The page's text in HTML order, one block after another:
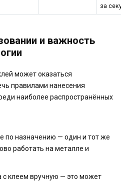
за
и важность
может оказаться
правилами нанесения
наиболее распространённых
по назначению — один и тот же
работать на металле и
клеем вручную — это может